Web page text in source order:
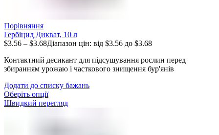
Порівняння
Гербіцид Дикват, 10 л
$3.56 – $3.68Діапазон цін: від $3.56 до $3.68
Контактний десикант для підсушування рослин перед
збиранням урожаю і часткового знищення бур'янів
Додати до списку бажань
Оберіть опції
Швидкий перегляд